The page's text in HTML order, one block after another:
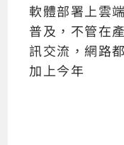
軟體部署上雲
普及，不管在
訊交流，網路
加上今年